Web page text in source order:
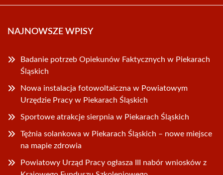
NAJNOWSZE WPISY
Badanie potrzeb Opiekunów Faktycznych w Piekarach
Śląskich
Nowa instalacja fotowoltaiczna w Powiatowym
Urzędzie Pracy w Piekarach Śląskich
Sportowe atrakcje sierpnia w Piekarach Śląskich
Tężnia solankowa w Piekarach Śląskich – nowe miejsce
na mapie zdrowia
Powiatowy Urząd Pracy ogłasza III nabór wniosków z